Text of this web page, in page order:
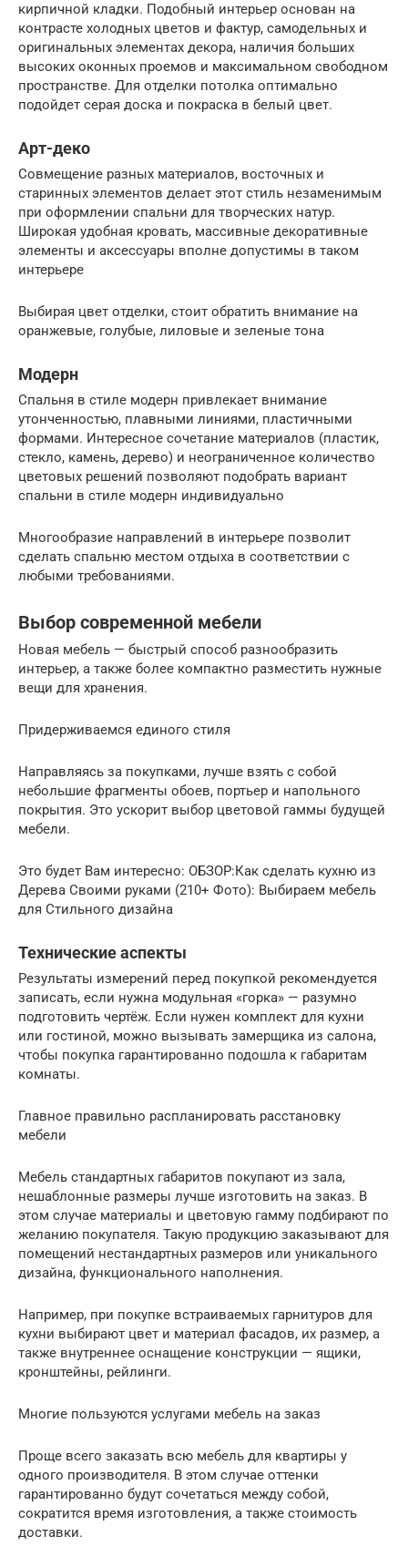
кирпичной кладки. Подобный интерьер основан на
контрасте холодных цветов и фактур, самодельных и
оригинальных элементах декора, наличия больших
высоких оконных проемов и максимальном свободном
пространстве. Для отделки потолка оптимально
подойдет серая доска и покраска в белый цвет.
Арт-деко
Совмещение разных материалов, восточных и
старинных элементов делает этот стиль незаменимым
при оформлении спальни для творческих натур.
Широкая удобная кровать, массивные декоративные
элементы и аксессуары вполне допустимы в таком
интерьере
Выбирая цвет отделки, стоит обратить внимание на
оранжевые, голубые, лиловые и зеленые тона
Модерн
Спальня в стиле модерн привлекает внимание
утонченностью, плавными линиями, пластичными
формами. Интересное сочетание материалов (пластик,
стекло, камень, дерево) и неограниченное количество
цветовых решений позволяют подобрать вариант
спальни в стиле модерн индивидуально
Многообразие направлений в интерьере позволит
сделать спальню местом отдыха в соответствии с
любыми требованиями.
Выбор современной мебели
Новая мебель — быстрый способ разнообразить
интерьер, а также более компактно разместить нужные
вещи для хранения.
Придерживаемся единого стиля
Направляясь за покупками, лучше взять с собой
небольшие фрагменты обоев, портьер и напольного
покрытия. Это ускорит выбор цветовой гаммы будущей
мебели.
Это будет Вам интересно: ОБЗОР:Как сделать кухню из
Дерева Своими руками (210+ Фото): Выбираем мебель
для Стильного дизайна
Технические аспекты
Результаты измерений перед покупкой рекомендуется
записать, если нужна модульная «горка» — разумно
подготовить чертёж. Если нужен комплект для кухни
или гостиной, можно вызывать замерщика из салона,
чтобы покупка гарантированно подошла к габаритам
комнаты.
Главное правильно распланировать расстановку
мебели
Мебель стандартных габаритов покупают из зала,
нешаблонные размеры лучше изготовить на заказ. В
этом случае материалы и цветовую гамму подбирают по
желанию покупателя. Такую продукцию заказывают для
помещений нестандартных размеров или уникального
дизайна, функционального наполнения.
Например, при покупке встраиваемых гарнитуров для
кухни выбирают цвет и материал фасадов, их размер, а
также внутреннее оснащение конструкции — ящики,
кронштейны, рейлинги.
Многие пользуются услугами мебель на заказ
Проще всего заказать всю мебель для квартиры у
одного производителя. В этом случае оттенки
гарантированно будут сочетаться между собой,
сократится время изготовления, а также стоимость
доставки.